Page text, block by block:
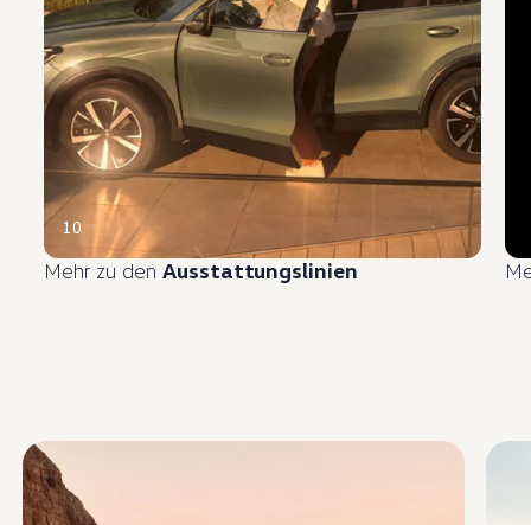
10
Mehr zu den Ausstattungslinien
Enable fullscreen mode